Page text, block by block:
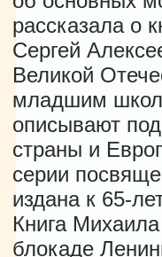
рассказала о
Сергей
Великой
младшим
описывают
страны и
серии
издана к 65-
Книга
блокаде